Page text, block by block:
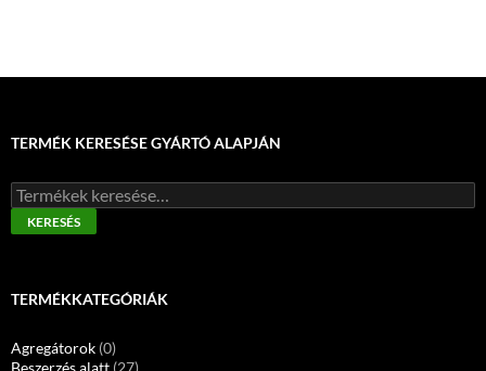
TERMÉK KERESÉSE GYÁRTÓ ALAPJÁN
Keresés
a
következőre:
KERESÉS
TERMÉKKATEGÓRIÁK
Agregátorok (0)
Beszerzés alatt (27)